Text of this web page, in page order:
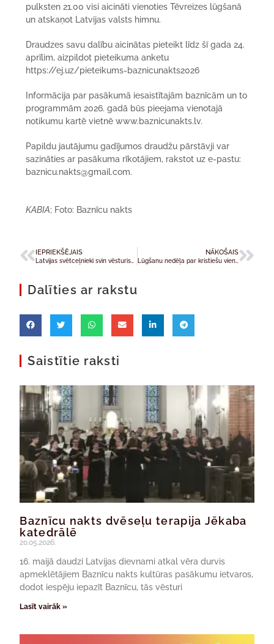
pulksten 21.00 visi aicināti vienoties Tēvreizes lūgšanā
un atskaņot Latvijas valsts himnu.
Draudzes savu dalību aicinātas pieteikt līdz šī gada 24.
aprīlim, aizpildot pieteikuma anketu
https://ej.uz/pieteikums-baznicunakts2026
Informācija par pasākumā iesaistītajām baznīcām un to
programmām 2026. gadā būs pieejama vienotajā
notikumu kartē vietnē www.baznicunakts.lv.
Papildu jautājumu gadījumos draudžu pārstāvji var
sazināties ar pasākuma rīkotājiem, rakstot uz e-pastu:
baznicu.nakts@gmail.com.
KABIA; Foto: Baznīcu nakts
IEPRIEKŠĒJAIS NĀKOŠAIS
Lūgšanu nedēļa par kristiešu vienotību
Dalīties ar rakstu
Saistītie raksti
Baznīcu nakts dvēseļu terapija Jēkaba
katedrālē
20.05.2026.
16. maijā daudzi Latvijas dievnami atkal vēra durvis
apmeklētājiem Baznīcu nakts kultūras pasākumu ietvaros,
dodot iespēju iepazīt Baznīcu, tās vēsturi
Lasīt vairāk »